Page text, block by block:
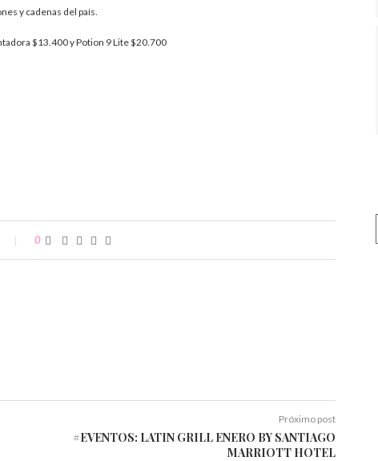
y cadenas del país.
$13.400 y Potion 9 Lite $20.700
0
Próximo post
#EVENTOS: LATIN GRILL ENERO BY SANTIAGO
MARRIOTT HOTEL